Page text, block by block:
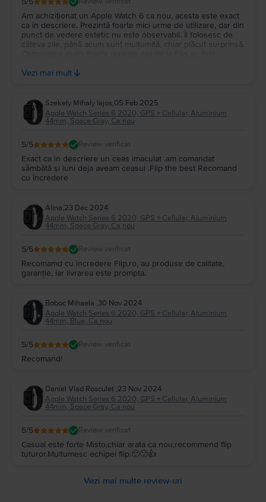
Am achiziționat un Apple Watch 6 ca nou, acesta este exact
ca în descriere. Prezintă foarte mici urme de utilizare, dar din
punct de vedere estetic nu este observabil. Îl folosesc de
câteva zile, până acum sunt mulțumită, chiar plăcut surprinsă.
toate accesoriile necesare. Mulțumesc!
Vezi mai mult
Szekely Mihaly lajos,05 Feb 2025
Apple Watch Series 6 2020, GPS + Cellular, Aluminium
44mm, Space Gray, Ca nou
5/5 Review verificat
Exact ca in descriere un ceas imaculat .am comandat
sâmbătă și luni deja aveam ceasul .Flip the best Recomand
cu încredere
Alina,23 Dec 2024
Apple Watch Series 6 2020, GPS + Cellular, Aluminium
44mm, Space Gray, Ca nou
5/5 Review verificat
Recomamd cu încredere Flip.ro, au produse de calitate,
garanție, iar livrarea este prompta.
Boboc Mihaela ,30 Nov 2024
Apple Watch Series 6 2020, GPS + Cellular, Aluminium
44mm, Blue, Ca nou
5/5 Review verificat
Recomand!
Daniel Vlad Rosculet ,23 Nov 2024
Apple Watch Series 6 2020, GPS + Cellular, Aluminium
44mm, Space Gray, Ca nou
5/5 Review verificat
Casual este forte Misto,chiar arata ca nou,recommend flip
tuturor.Multumesc echipei flip.🙂🙂👍
Vezi mai multe review-uri